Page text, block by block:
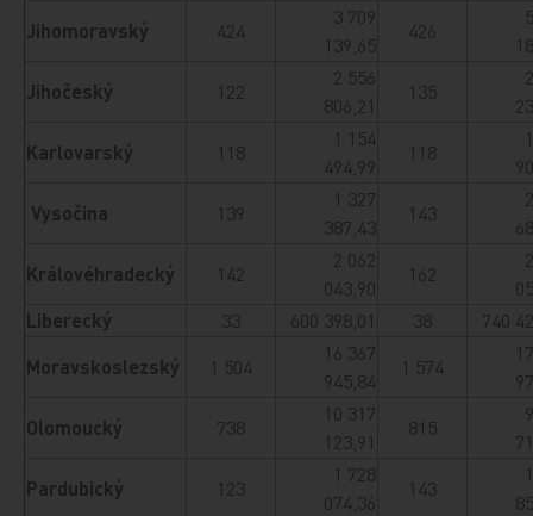
Jihomoravský
424
3 709
139,65
426
Jihočeský
122
2 556
806,21
135
Karlovarský
118
1 154
494,99
118
Vysočina
139
1 327
387,43
143
Královéhradecký
142
2 062
043,90
162
Liberecký
33 600 398,01 38
740
Moravskoslezský
1 504
16 367
945,84
1 574
Olomoucký
738
10 317
123,91
815
Pardubický
123
1 728
074,36
143